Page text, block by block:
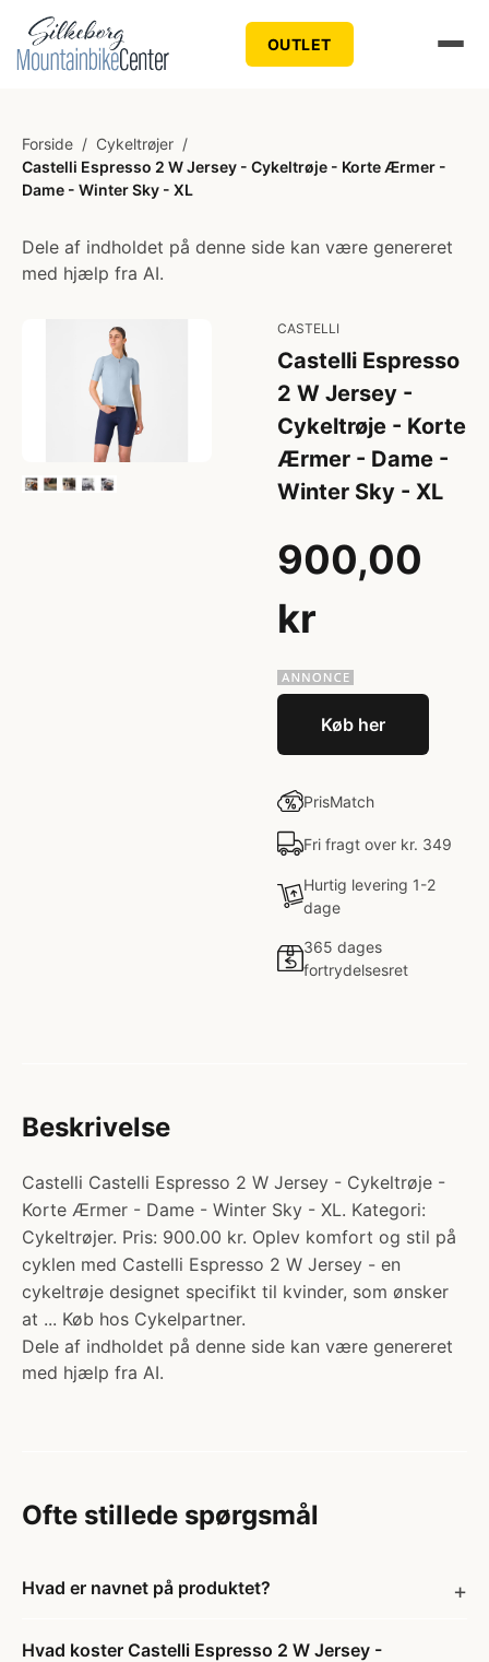
OUTLET
Forside / Cykeltrøjer /
Castelli Espresso 2 W Jersey - Cykeltrøje - Korte Ærmer -
Dame - Winter Sky - XL
Dele af indholdet på denne side kan være genereret
med hjælp fra AI.
CASTELLI
Castelli Espresso
2 W Jersey -
Cykeltrøje - Korte
Ærmer - Dame -
Winter Sky - XL
900,00
kr
Køb her
PrisMatch
Fri fragt over kr. 349
Hurtig levering 1-2
dage
365 dages
fortrydelsesret
Beskrivelse
Castelli Castelli Espresso 2 W Jersey - Cykeltrøje -
Korte Ærmer - Dame - Winter Sky - XL. Kategori:
Cykeltrøjer. Pris: 900.00 kr. Oplev komfort og stil på
cyklen med Castelli Espresso 2 W Jersey - en
cykeltrøje designet specifikt til kvinder, som ønsker
at ... Køb hos Cykelpartner.
Dele af indholdet på denne side kan være genereret
med hjælp fra AI.
Ofte stillede spørgsmål
Hvad er navnet på produktet?
Hvad koster Castelli Espresso 2 W Jersey -